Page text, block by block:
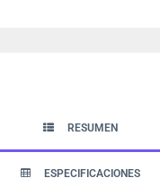
RESUMEN
ESPECIFICACIONES